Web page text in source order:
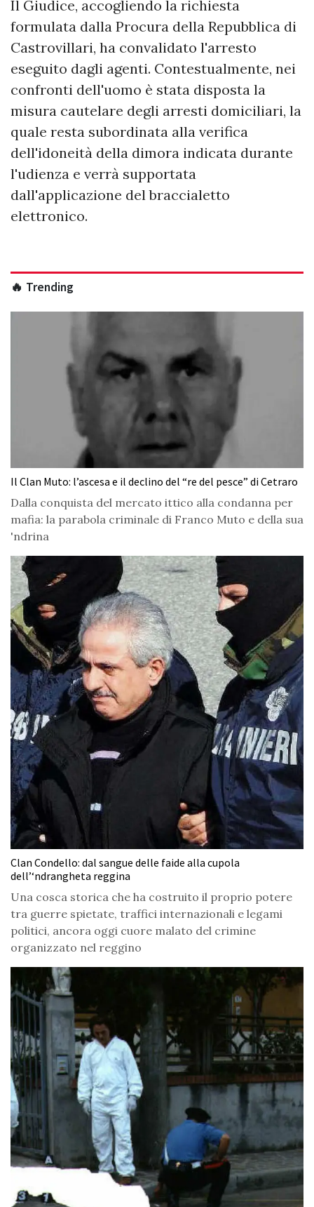
Il Giudice, accogliendo la richiesta
formulata dalla Procura della Repubblica di
Castrovillari, ha convalidato l'arresto
eseguito dagli agenti. Contestualmente, nei
confronti dell'uomo è stata disposta la
misura cautelare degli arresti domiciliari, la
quale resta subordinata alla verifica
dell'idoneità della dimora indicata durante
l'udienza e verrà supportata
dall'applicazione del braccialetto
elettronico.
🔥 Trending
Il Clan Muto: l’ascesa e il declino del “re del pesce” di Cetraro
Dalla conquista del mercato ittico alla condanna per
mafia: la parabola criminale di Franco Muto e della sua
'ndrina
Clan Condello: dal sangue delle faide alla cupola
dell’‘ndrangheta reggina
Una cosca storica che ha costruito il proprio potere
tra guerre spietate, traffici internazionali e legami
politici, ancora oggi cuore malato del crimine
organizzato nel reggino